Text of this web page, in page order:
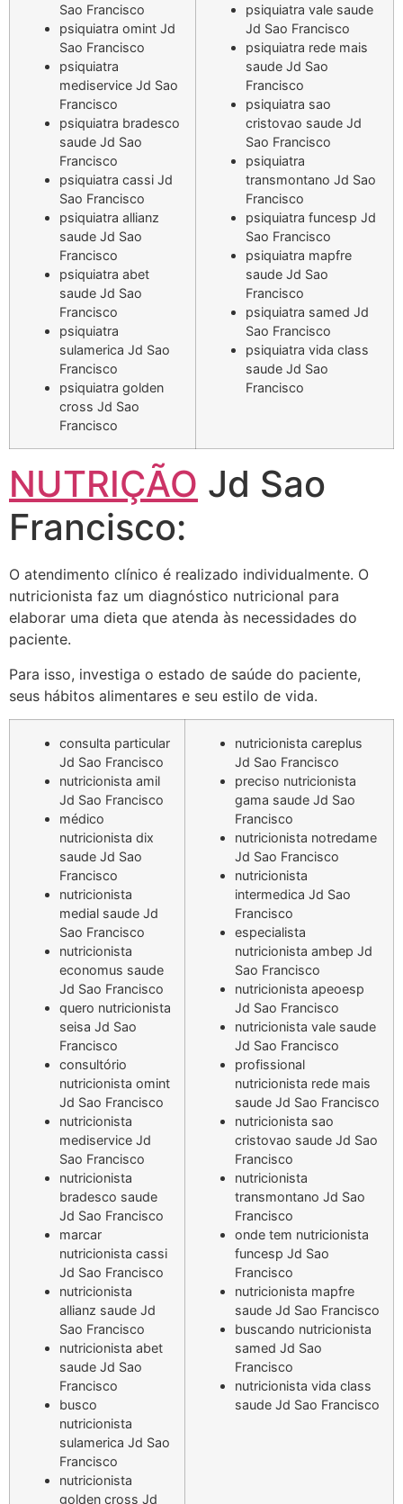
Sao Francisco
psiquiatra omint Jd
Sao Francisco
psiquiatra
mediservice Jd Sao
Francisco
psiquiatra bradesco
saude Jd Sao
Francisco
psiquiatra cassi Jd
Sao Francisco
psiquiatra allianz
saude Jd Sao
Francisco
psiquiatra abet
saude Jd Sao
Francisco
psiquiatra
sulamerica Jd Sao
Francisco
psiquiatra golden
cross Jd Sao
Francisco
psiquiatra vale saude
Jd Sao Francisco
psiquiatra rede mais
saude Jd Sao
Francisco
psiquiatra sao
cristovao saude Jd
Sao Francisco
psiquiatra
transmontano Jd Sao
Francisco
psiquiatra funcesp Jd
Sao Francisco
psiquiatra mapfre
saude Jd Sao
Francisco
psiquiatra samed Jd
Sao Francisco
psiquiatra vida class
saude Jd Sao
Francisco
NUTRIÇÃO Jd Sao
Francisco:
O atendimento clínico é realizado individualmente. O
nutricionista faz um diagnóstico nutricional para
elaborar uma dieta que atenda às necessidades do
paciente.
Para isso, investiga o estado de saúde do paciente,
seus hábitos alimentares e seu estilo de vida.
consulta particular
Jd Sao Francisco
nutricionista amil
Jd Sao Francisco
médico
nutricionista dix
saude Jd Sao
Francisco
nutricionista
medial saude Jd
Sao Francisco
nutricionista
economus saude
Jd Sao Francisco
quero nutricionista
seisa Jd Sao
Francisco
consultório
nutricionista omint
Jd Sao Francisco
nutricionista
mediservice Jd
Sao Francisco
nutricionista
bradesco saude
Jd Sao Francisco
marcar
nutricionista cassi
Jd Sao Francisco
nutricionista
allianz saude Jd
Sao Francisco
nutricionista abet
saude Jd Sao
Francisco
busco
nutricionista
sulamerica Jd Sao
Francisco
nutricionista
golden cross Jd
nutricionista careplus
Jd Sao Francisco
preciso nutricionista
gama saude Jd Sao
Francisco
nutricionista notredame
Jd Sao Francisco
nutricionista
intermedica Jd Sao
Francisco
especialista
nutricionista ambep Jd
Sao Francisco
nutricionista apeoesp
Jd Sao Francisco
nutricionista vale saude
Jd Sao Francisco
profissional
nutricionista rede mais
saude Jd Sao Francisco
nutricionista sao
cristovao saude Jd Sao
Francisco
nutricionista
transmontano Jd Sao
Francisco
onde tem nutricionista
funcesp Jd Sao
Francisco
nutricionista mapfre
saude Jd Sao Francisco
buscando nutricionista
samed Jd Sao
Francisco
nutricionista vida class
saude Jd Sao Francisco